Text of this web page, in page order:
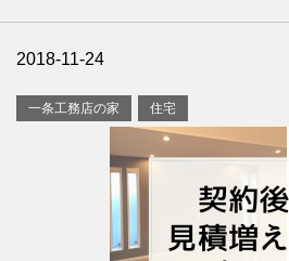
2018-11-24
一条工務店の家 住宅